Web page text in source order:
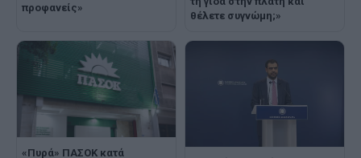
προφανείς»
θέλετε συγνώμη;»
«Πυρά» ΠΑΣΟΚ κατά